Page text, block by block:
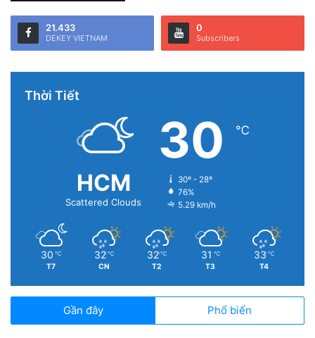
Trên đây là những thông tin chi tiết về cách Messenger
không hiển thị tin nhắn. Mong rằng những thông tin trên
sẽ giúp ích cho bạn. Hẹn gặp lại bạn ở những bài viết tiếp
21.433
DEKEY VIETNAM
0
Subscribers
Thời Tiết
HCM
Scattered Clouds
30 ℃
30º - 28º
76%
5.29 km/h
30 ℃
T7
32 ℃
CN
32 ℃
T2
31 ℃
T3
33 ℃
T4
Gần đây Phổ biến